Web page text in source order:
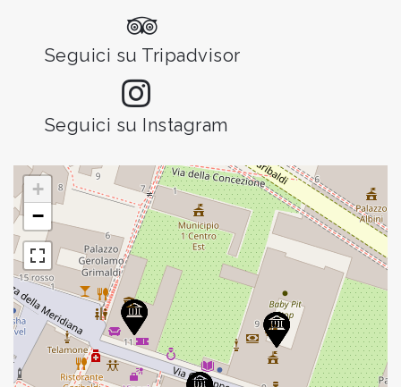
Seguici su Tripadvisor
Seguici su Instagram
+
−